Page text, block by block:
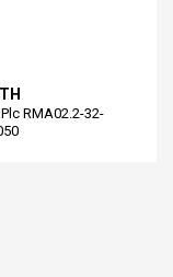
RMA02.2-32-